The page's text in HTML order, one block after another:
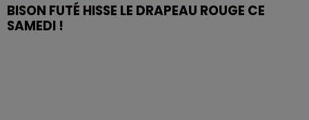
BISON FUTÉ HISSE LE DRAPEAU ROUGE CE
SAMEDI !